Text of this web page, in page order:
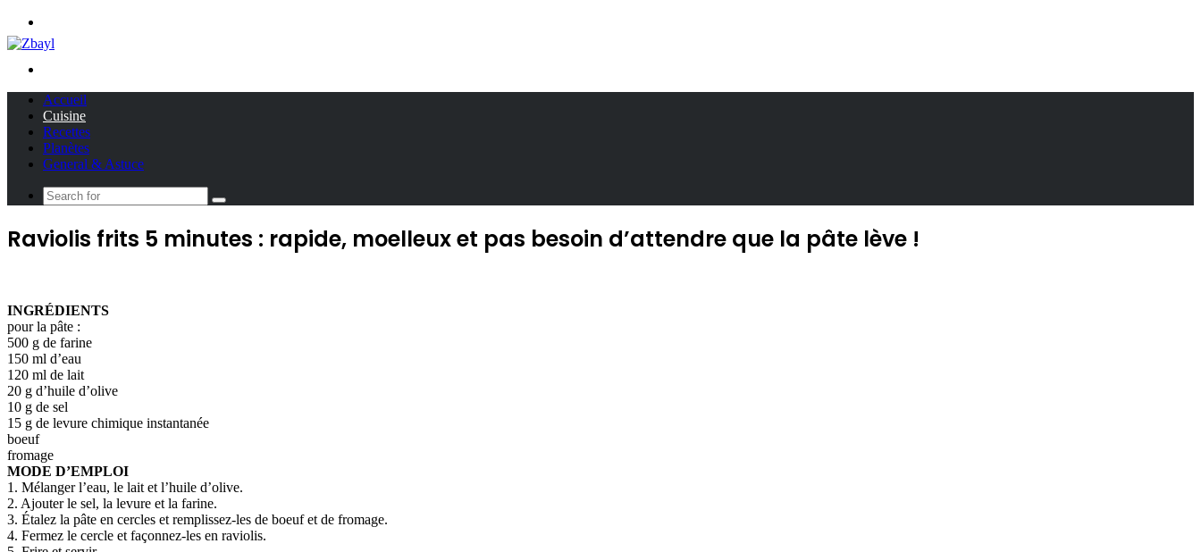
Accueil
Cuisine
Recettes
Planètes
General & Astuce
Search
Raviolis frits 5 minutes : rapide, moelleux et pas besoin d’attendre que la pâte lève !
INGRÉDIENTS
pour la pâte :
500 g de farine
150 ml d’eau
120 ml de lait
20 g d’huile d’olive
10 g de sel
15 g de levure chimique instantanée
boeuf
fromage
MODE D’EMPLOI
1. Mélanger l’eau, le lait et l’huile d’olive.
2. Ajouter le sel, la levure et la farine.
3. Étalez la pâte en cercles et remplissez-les de boeuf et de fromage.
4. Fermez le cercle et façonnez-les en raviolis.